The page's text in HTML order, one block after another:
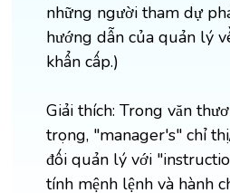
những người tham dự
hướng dẫn của quản lý
khẩn cấp.)
Giải thích: Trong văn
trọng, "manager's" chỉ
đối quản lý với
tính mệnh lệnh và hành